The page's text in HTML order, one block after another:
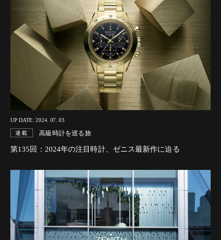
UP DATE: 2024. 07. 03
連載 高級時計を巡る旅
第135回：2024年の注目時計、ゼニス最新作に迫る